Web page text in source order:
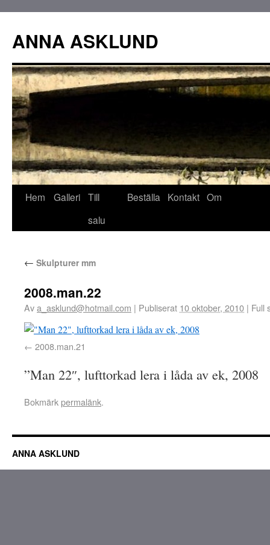
ANNA ASKLUND
Hem Galleri Till
salu
Beställa Kontakt Om
← Skulpturer mm
2008.man.22
Ava_asklund@hotmail.com | Publiserat 10 oktober, 2010 | Full
2008.man.21
”Man 22″, lufttorkad lera i låda av ek, 2008
Bokmärkpermalänk.
ANNA ASKLUND